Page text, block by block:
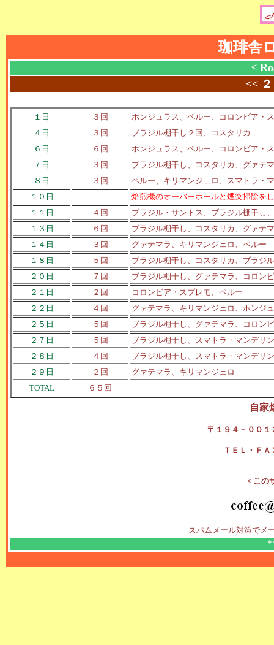
珈琲舎
<
<<
１日 ３回
ホンジュラス、ペルー、コロンビア・
４日
３回
ブラジル棚干し２回、コスタリカ
６日
６回
ホンジュラス、ペルー、コロンビア・
７日
３回
ブラジル棚干し、コスタリカ、グァテ
８日
３回
ペルー、キリマンジェロ、スマトラ・
１０日
焙煎機のオーバーホールと煙突掃除を
１１日
４回
ブラジル・サントス、ブラジル棚干し
１３日
６回
ブラジル棚干し、コスタリカ、グァテ
１４日
３回
グァテマラ、キリマンジェロ、ペルー
１８日
５回
ブラジル棚干し、コスタリカ、ブラジ
２０日
７回
ブラジル棚干し、グァテマラ、コロン
２１日
２回
コロンビア・スプレモ、ペルー
２２日
４回
グァテマラ、キリマンジェロ、ホンジ
２５日
５回
ブラジル棚干し、グァテマラ、コロン
２７日
５回
ブラジル棚干し、スマトラ・マンデリ
２８日
４回
ブラジル棚干し、スマトラ・マンデリ
２９日
２回
グァテマラ、キリマンジェロ
TOTAL
６５回
自家
〒１９４－００１
ＴＥＬ・Ｆ
< この
スパムメール対策でメ